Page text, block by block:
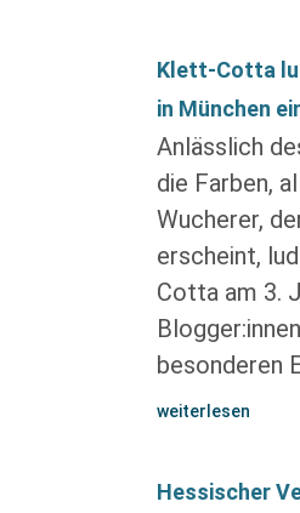
Klett-Cotta
in München
Anlässlich
die Farben,
Wucherer,
erscheint,
Cotta am 3.
besonderen
weiterlesen
Hessischer